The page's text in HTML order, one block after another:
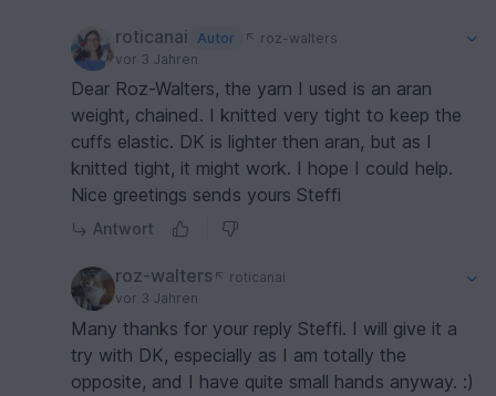
roticanai Autor
roz-walters
vor 3 Jahren
Dear Roz-Walters, the yarn I used is an aran
weight, chained. I knitted very tight to keep the
cuffs elastic. DK is lighter then aran, but as I
knitted tight, it might work. I hope I could help.
Nice greetings sends yours Steffi
Antwort
roz-walters
roticanai
vor 3 Jahren
Many thanks for your reply Steffi. I will give it a
try with DK, especially as I am totally the
opposite, and I have quite small hands anyway. :)